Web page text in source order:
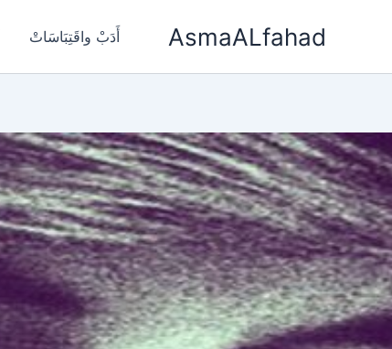
AsmaALfahad أَدَبْ واقَتِبَاسَاتْ